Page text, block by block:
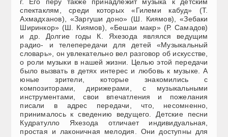
спектаклям, среди которых «Гилеми кабуд» (Т.
Ахмадханов), «Заргуши доно» (Ш. Киямов), «Зебаки
Ширинкор» (Ш. Киямов), «Бешаи макр» (Р. Самадов)
и др. Долгие годы К. Яхезода являлся ведущим
радио- и телепередачи для детей «Музыкальный
словарь», он увлекательно вел разговор об искусстве,
о роли музыки в нашей жизни. Целью этой передачи
было вызвать в детях интерес и любовь к музыке. А
юные зрители, которые знакомились с
композиторами, дирижерами, с музыкальными
инструментами, свои впечатления и пожелания
писали в адрес передачи, что, несомненно,
принималось к сведению ведущего. Детские песни
Кудратулло Яхезода отличает индивидуальная,
простая и лаконичная мелодия. Они доступны для